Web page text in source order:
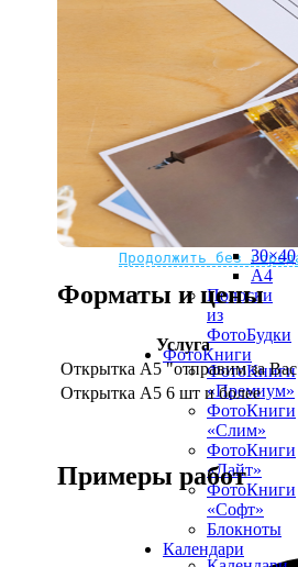
Не нашли Ваш город?
Мы доставляем по
Продолжить без
Фото
в
рамке
10х10
10×15
13×18
15×15
30×40
A4
Полоски
из
ФотоБудки
ФотоКниги
ФотоКниги
«Премиум»
ФотоКниги
«Слим»
ФотоКниги
«Лайт»
ФотоКниги
«Софт»
Блокноты
Календари
Форматы и цены
Услуга
Открытка А5 "отправим за
Открытка А5 6 шт и более
Примеры работ